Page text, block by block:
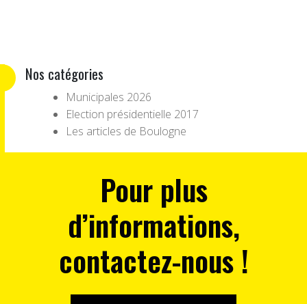
Nos catégories
Municipales 2026
Election présidentielle 2017
Les articles de Boulogne
Pour plus
d’informations,
contactez-nous !